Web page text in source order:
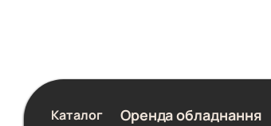
Каталог Оренда обладнання